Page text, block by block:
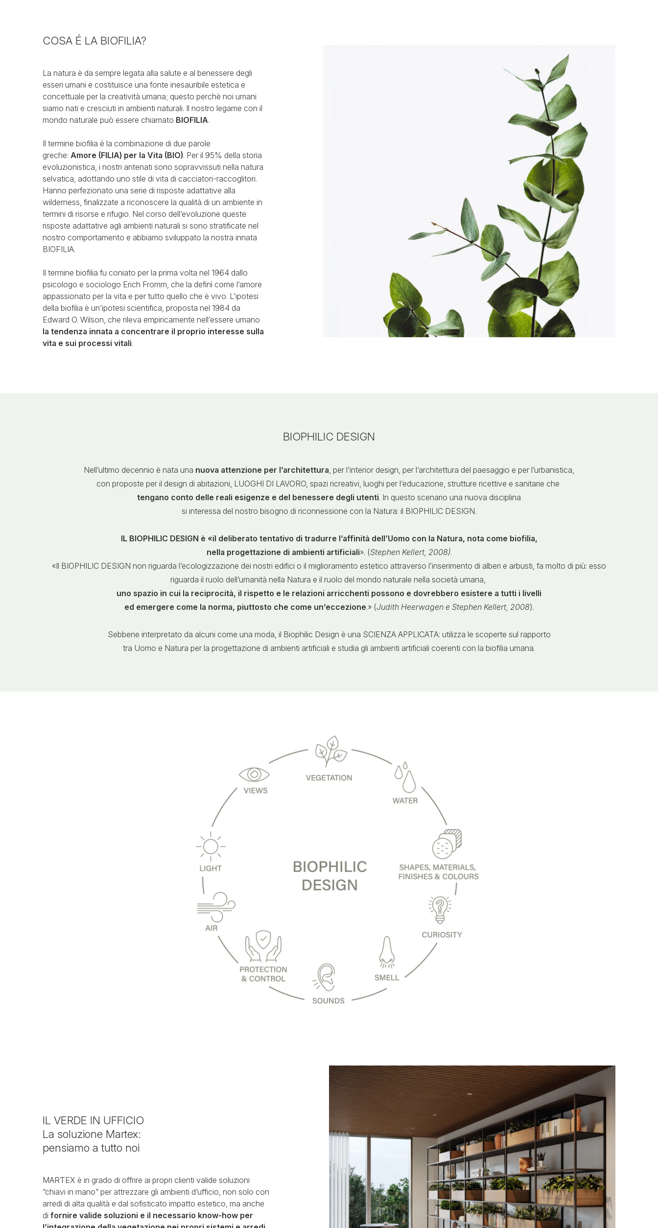
COSA É LA BIOFILIA?
La natura è da sempre legata alla salute e al benessere degli
esseri umani e costituisce una fonte inesauribile estetica e
concettuale per la creatività umana; questo perchè noi umani
siamo nati e cresciuti in ambienti naturali. Il nostro legame con il
mondo naturale può essere chiamato BIOFILIA.
Il termine biofilia è la combinazione di due parole
greche: Amore (FILIA) per la Vita (BIO). Per il 95% della storia
evoluzionistica, i nostri antenati sono sopravvissuti nella natura
selvatica, adottando uno stile di vita di cacciatori-raccoglitori.
Hanno perfezionato una serie di risposte adattative alla
wilderness, finalizzate a riconoscere la qualità di un ambiente in
termini di risorse e rifugio. Nel corso dell’evoluzione queste
risposte adattative agli ambienti naturali si sono stratificate nel
nostro comportamento e abbiamo sviluppato la nostra innata
BIOFILIA.
Il termine biofilia fu coniato per la prima volta nel 1964 dallo
psicologo e sociologo Erich Fromm, che la definì come l’amore
appassionato per la vita e per tutto quello che è vivo. L’ipotesi
della biofilia è un’ipotesi scientifica, proposta nel 1984 da
Edward O. Wilson, che rileva empiricamente nell’essere umano
la tendenza innata a concentrare il proprio interesse sulla
vita e sui processi vitali.
BIOPHILIC DESIGN
Nell’ultimo decennio è nata una nuova attenzione per l’architettura , per l’interior design, per l’architettura del paesaggio e per l’urbanistica,
con proposte per il design di abitazioni, LUOGHI DI LAVORO, spazi ricreativi, luoghi per l’educazione, strutture ricettive e sanitarie che
tengano conto delle reali esigenze e del benessere degli utenti. In questo scenario una nuova disciplina
si interessa del nostro bisogno di riconnessione con la Natura: il BIOPHILIC DESIGN.
IL BIOPHILIC DESIGN è «il deliberato tentativo di tradurre l’affinità dell’Uomo con la Natura, nota come biofilia,
nella progettazione di ambienti artificiali». (Stephen Kellert, 2008).
«Il BIOPHILIC DESIGN non riguarda l’ecologizzazione dei nostri edifici o il miglioramento estetico attraverso l’inserimento di alberi e arbusti, fa molto di più: esso
riguarda il ruolo dell’umanità nella Natura e il ruolo del mondo naturale nella società umana,
uno spazio in cui la reciprocità, il rispetto e le relazioni arricchenti possono e dovrebbero esistere a tutti i livelli
ed emergere come la norma, piuttosto che come un’eccezione.» (Judith Heerwagen e Stephen Kellert, 2008).
Sebbene interpretato da alcuni come una moda, il Biophilic Design è una SCIENZA APPLICATA: utilizza le scoperte sul rapporto
tra Uomo e Natura per la progettazione di ambienti artificiali e studia gli ambienti artificiali coerenti con la biofilia umana.
IL VERDE IN UFFICIO
La soluzione Martex:
pensiamo a tutto noi
MARTEX è in grado di offrire ai propri clienti valide soluzioni
“chiavi in mano” per attrezzare gli ambienti d’ufficio, non solo con
arredi di alta qualità e dal sofisticato impatto estetico, ma anche
di fornire valide soluzioni e il necessario know-how per